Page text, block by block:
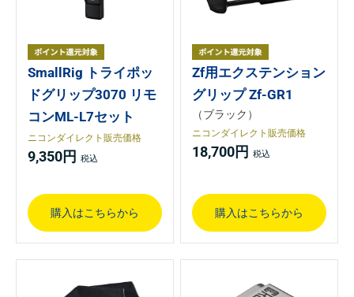
SmallRig トライポッ
ドグリップ3070 リモ
コンML-L7セット
ニコンダイレクト販売価格
9,350円
購入はこちらから
Zf用エクステンション
グリップ Zf-GR1
（ブラック）
ニコンダイレクト販売価格
18,700円
購入はこちらから